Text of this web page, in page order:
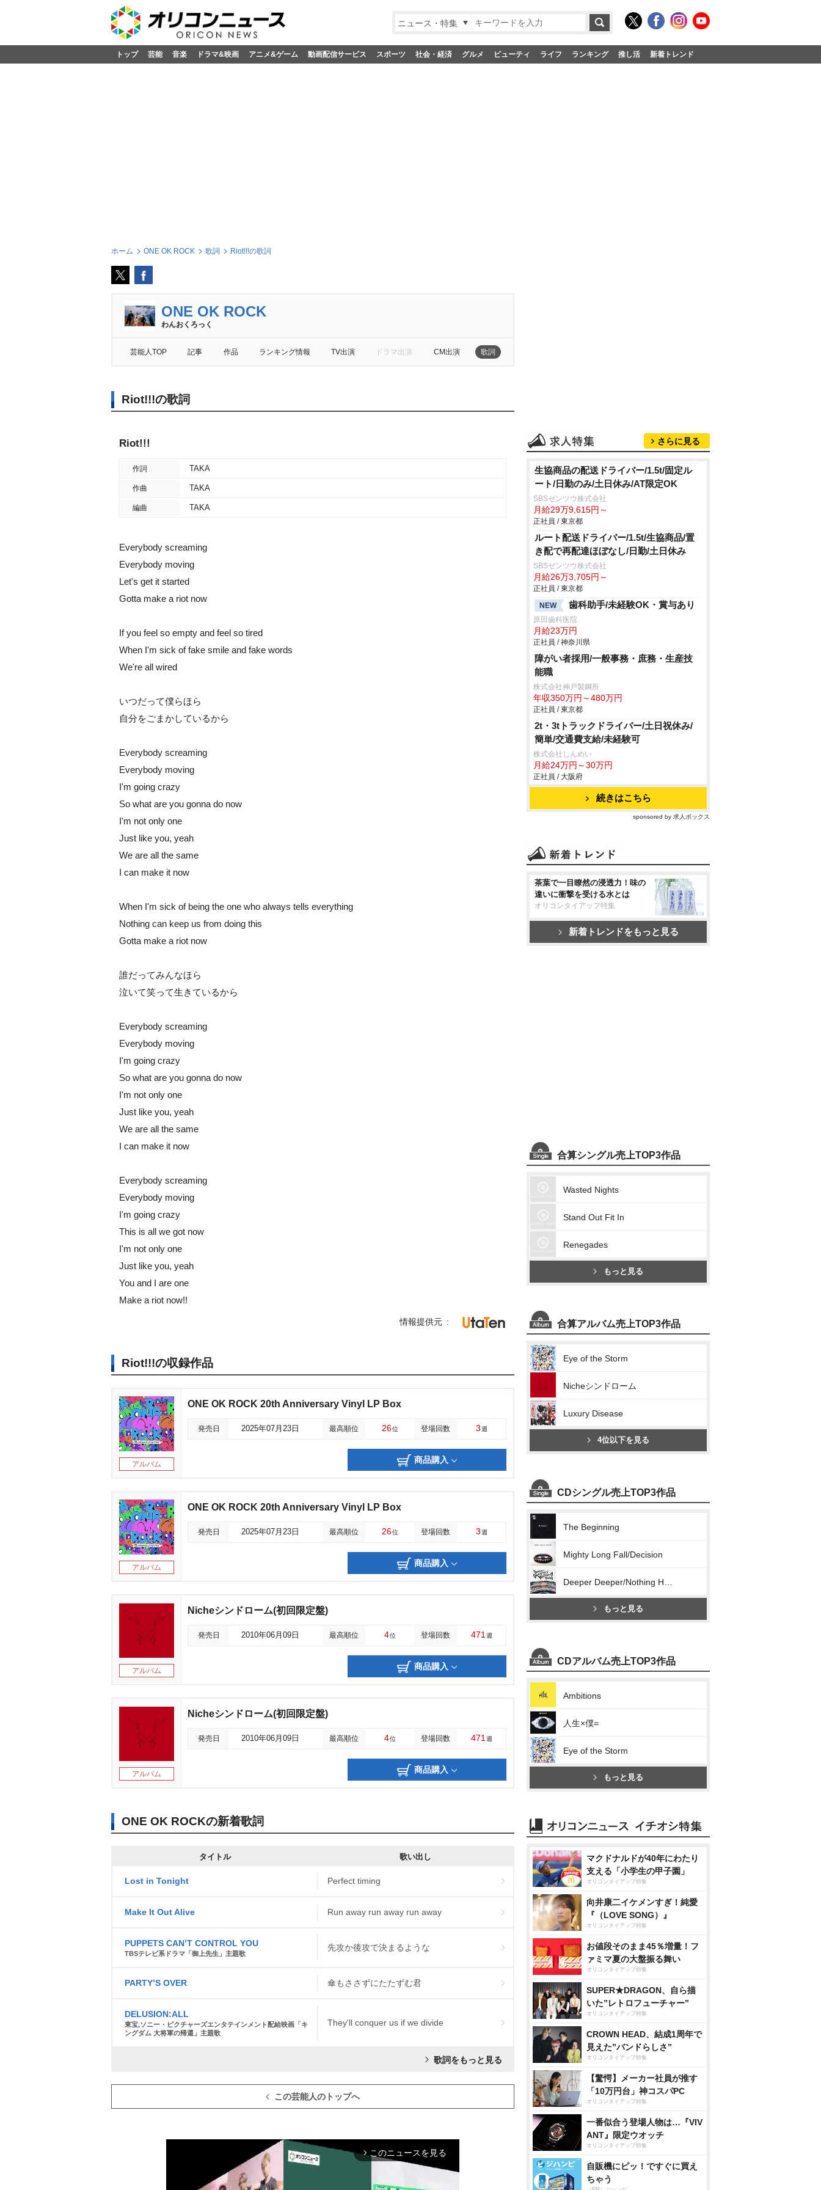
ニュース・特集
トップ 芸能 音楽 ドラマ&映画 アニメ&ゲーム 動画配信サービス スポーツ 社会・経済 グルメ ビューティ ライフ ランキング 推し活 新着トレンド
ホーム ONE OK ROCK 歌詞 Riot!!!の歌詞
ONE OK ROCK
わんおくろっく
芸能人TOP 記事 作品 ランキング情報 TV出演 ドラマ出演 CM出演 歌詞
Riot!!!の歌詞
Riot!!!
作詞 TAKA
作曲 TAKA
編曲 TAKA
Everybody screaming
Everybody moving
Let's get it started
Gotta make a riot now
If you feel so empty and feel so tired
When I'm sick of fake smile and fake words
We're all wired
いつだって僕らほら
自分をごまかしているから
Everybody screaming
Everybody moving
I'm going crazy
So what are you gonna do now
I'm not only one
Just like you, yeah
We are all the same
I can make it now
When I'm sick of being the one who always tells everything
Nothing can keep us from doing this
Gotta make a riot now
誰だってみんなほら
泣いて笑って生きているから
Everybody screaming
Everybody moving
I'm going crazy
So what are you gonna do now
I'm not only one
Just like you, yeah
We are all the same
I can make it now
Everybody screaming
Everybody moving
I'm going crazy
This is all we got now
I'm not only one
Just like you, yeah
You and I are one
Make a riot now!!
情報提供元
Riot!!!の収録作品
アルバム
ONE OK ROCK 20th Anniversary Vinyl LP Box
発売日 2025年07月23日 最高順位 26位 登場回数 3週
商品購入
アルバム
ONE OK ROCK 20th Anniversary Vinyl LP Box
発売日 2025年07月23日 最高順位 26位 登場回数 3週
商品購入
アルバム
Nicheシンドローム(初回限定盤)
発売日 2010年06月09日 最高順位 4位 登場回数 471 週
商品購入
アルバム
Nicheシンドローム(初回限定盤)
発売日 2010年06月09日 最高順位 4位 登場回数 471 週
商品購入
ONE OK ROCKの新着歌詞
タイトル 歌い出し
Lost in Tonight Perfect timing
Make It Out Alive Run away run away run away
PUPPETS CAN’T CONTROL YOU
TBSテレビ系ドラマ「御上先生」主題歌
先攻か後攻で決まるような
PARTY’S OVER 傘もささずにたたずむ君
DELUSION:ALL
東宝,ソニー・ピクチャーズエンタテインメント配給映画「キ
ングダム 大将軍の帰還」主題歌
They'll conquer us if we divide
歌詞をもっと見る
この芸能人のトップへ
arrow_forward_ios このニュースを見る
さらに見る
生協商品の配送ドライバー/1.5t/固定ル
ート/日勤のみ/土日休み/AT限定OK
SBSゼンツウ株式会社
月給29万9,615円～
正社員 / 東京都
ルート配送ドライバー/1.5t/生協商品/置
き配で再配達ほぼなし/日勤/土日休み
SBSゼンツウ株式会社
月給26万3,705円～
正社員 / 東京都
NEW
歯科助手/未経験OK・賞与あり
原田歯科医院
月給23万円
正社員 / 神奈川県
障がい者採用/一般事務・庶務・生産技
能職
株式会社神戸製鋼所
年収350万円～480万円
正社員 / 東京都
2t・3tトラックドライバー/土日祝休み/
簡単/交通費支給/未経験可
株式会社しんめい
月給24万円～30万円
正社員 / 大阪府
続きはこちら
sponsored by 求人ボックス
茶葉で一目瞭然の浸透力！味の
違いに衝撃を受ける水とは
オリコンタイアップ特集
新着トレンドをもっと見る
合算シングル売上TOP3作品
Wasted Nights
Stand Out Fit In
Renegades
もっと見る
合算アルバム売上TOP3作品
Eye of the Storm
Nicheシンドローム
Luxury Disease
4位以下を見る
CDシングル売上TOP3作品
The Beginning
Mighty Long Fall/Decision
もっと見る
CDアルバム売上TOP3作品
Ambitions
人生×僕=
Eye of the Storm
もっと見る
マクドナルドが40年にわたり
支える「小学生の甲子園」
オリコンタイアップ特集
向井康二イケメンすぎ！純愛
『（LOVE SONG）』
オリコンタイアップ特集
お値段そのまま45％増量！フ
ァミマ夏の大盤振る舞い
オリコンタイアップ特集
SUPER★DRAGON、自ら描
いた”レトロフューチャー”
オリコンタイアップ特集
CROWN HEAD、結成1周年で
見えた”バンドらしさ”
オリコンタイアップ特集
【驚愕】メーカー社員が推す
「10万円台」神コスパPC
オリコンタイアップ特集
一番似合う登場人物は…『VIV
ANT』限定ウオッチ
オリコンタイアップ特集
自販機にピッ！ですぐに買え
ちゃう